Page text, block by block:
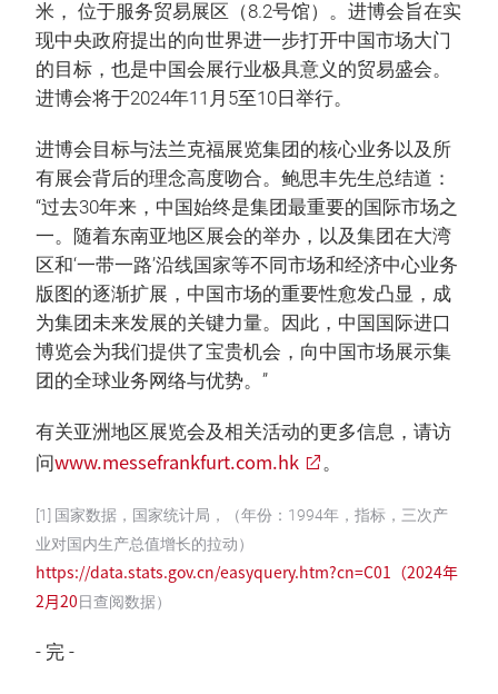
米， 位于服务贸易展区（8.2号馆）。进博会旨在实
现中央政府提出的向世界进一步打开中国市场大门
的目标，也是中国会展行业极具意义的贸易盛会。
进博会将于2024年11月5至10日举行。
进博会目标与法兰克福展览集团的核心业务以及所
有展会背后的理念高度吻合。鲍思丰先生总结道：
“过去30年来，中国始终是集团最重要的国际市场之
一。随着东南亚地区展会的举办，以及集团在大湾
区和‘一带一路’沿线国家等不同市场和经济中心业务
版图的逐渐扩展，中国市场的重要性愈发凸显，成
为集团未来发展的关键力量。因此，中国国际进口
博览会为我们提供了宝贵机会，向中国市场展示集
团的全球业务网络与优势。”
有关亚洲地区展览会及相关活动的更多信息，请访
问www.messefrankfurt.com.hk 。
[1] 国家数据，国家统计局，（年份：1994年，指标，三次产
业对国内生产总值增长的拉动）
https://data.stats.gov.cn/easyquery.htm?cn=C01（2024年
2月20日查阅数据）
- 完 -